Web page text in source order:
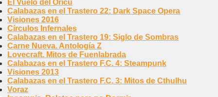
El Vuelo del Oricú
Calabazas en el Trastero 22: Dark Space Opera
Visiones 2016
Círculos Infernales
Calabazas en el Trastero 19: Siglo de Sombras
Carne Nueva. Antología Z
Lovecraft. Mitos de Fuenlabrada
Calabazas en el Trastero F.C. 4: Steampunk
Visiones 2013
Calabazas en el Trastero F.C. 3: Mitos de Cthulhu
Voraz